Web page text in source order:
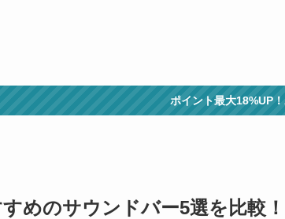
ポイント最大18%UP
めのサウンドバー5選を比較